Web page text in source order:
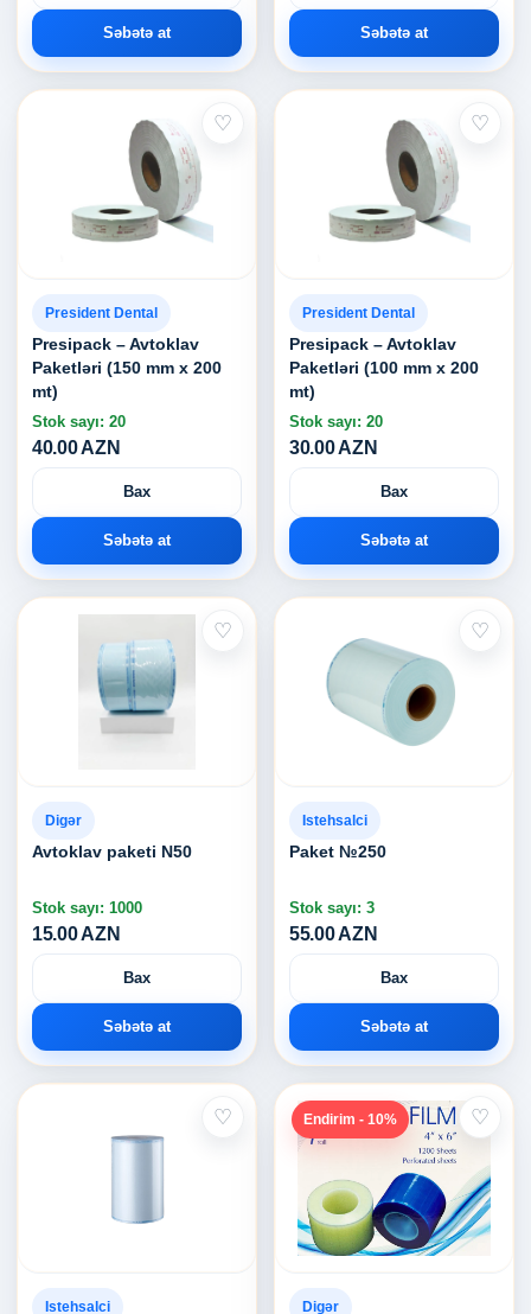
Səbətə at Səbətə at
♡
President Dental
Presipack – Avtoklav
Paketləri (150 mm x 200
mt)
Stok sayı: 20
40.00 AZN
Bax
Səbətə at
♡
President Dental
Presipack – Avtoklav
Paketləri (100 mm x 200
mt)
Stok sayı: 20
30.00 AZN
Bax
Səbətə at
♡
Digər
Avtoklav paketi N50
Stok sayı: 1000
15.00 AZN
Bax
Səbətə at
♡
Istehsalci
Paket №250
Stok sayı: 3
55.00 AZN
Bax
Səbətə at
♡
Istehsalci
Endirim - 10% ♡
Digər